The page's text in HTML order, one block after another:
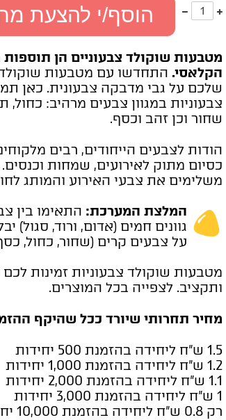
עוד
אחד
פחות
אחד
הוסף/י להצעת
מטבעות שוקולד צבעוניים הן
הקלאסי. התחדשו עם מטבעות שוקולד
שלכם על גבי מדבקה צבעונית. כאן
צבעוניות במגוון צבעים מרהיב: כחול,
שחור וכן זהב וכסף.
הודות לצבעים הייחודים, רבים
כסיום מתוק לאירועים, שמחות
משלימים את צבעי האירוע והמותג
המלצת המערכת: התאימו בין
גוונים חמים (אדום, ורוד, סגול)
על צבעים קרים (שחור, כחול,
מטבעות שוקולד צבעוניות זמינות
ותקציב. לצפייה בכל המוצרים.
מחיר תחרותי שיורד ככל שהיקף
1.5 ש"ח ליחידה בהזמנת 500 יחידות
1.2 ש"ח ליחידה בהזמנת 1,000 יחידות
1.1 ש"ח ליחידה בהזמנת 2,000 יחידות
1 ש"ח ליחידה בהזמנת 3,000 יחידות
רק 0.8 ש"ח ליחידה בהזמנת 10,000 יחידות